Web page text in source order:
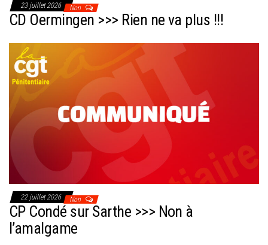
23 juillet 2026 Non
CD Oermingen >>> Rien ne va plus !!!
22 juillet 2026 Non
CP Condé sur Sarthe >>> Non à
l’amalgame